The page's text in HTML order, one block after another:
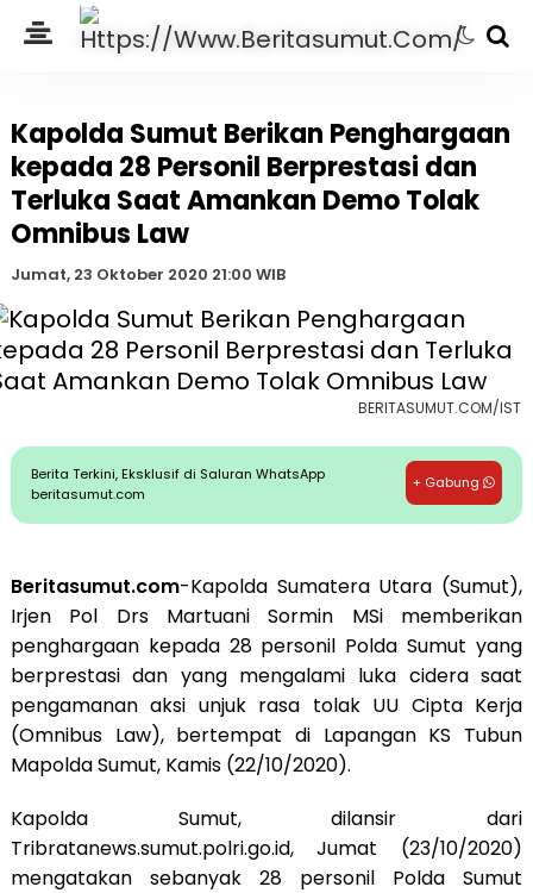
Kapolda Sumut Berikan Penghargaan
kepada 28 Personil Berprestasi dan
Terluka Saat Amankan Demo Tolak
Omnibus Law
Jumat, 23 Oktober 2020 21:00 WIB
BERITASUMUT.COM/IST
Berita Terkini, Eksklusif di Saluran WhatsApp
beritasumut.com
+ Gabung
Beritasumut.com-Kapolda Sumatera Utara (Sumut),
Irjen Pol Drs Martuani Sormin MSi memberikan
penghargaan kepada 28 personil Polda Sumut yang
berprestasi dan yang mengalami luka cidera saat
pengamanan aksi unjuk rasa tolak UU Cipta Kerja
(Omnibus Law), bertempat di Lapangan KS Tubun
Mapolda Sumut, Kamis (22/10/2020).
Kapolda Sumut, dilansir dari
Tribratanews.sumut.polri.go.id, Jumat (23/10/2020)
mengatakan sebanyak 28 personil Polda Sumut